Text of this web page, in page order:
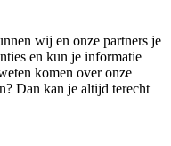
wij en onze partners je
en kun je informatie
komen over onze
Dan kan je altijd terecht